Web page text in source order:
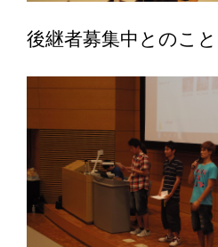
後継者募集中とのこと